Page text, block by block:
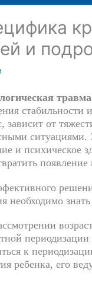
и
стабильности
зависит от
ситуациями.
и психическое
необходимо
к
ребенка, его